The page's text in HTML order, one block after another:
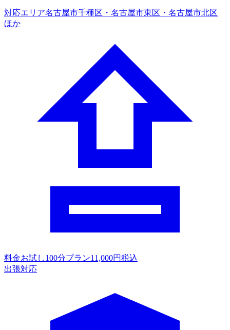
対応エリア名古屋市千種区・名古屋市東区・名古屋市北区
ほか
料金お試し100分プラン11,000円税込
出張対応